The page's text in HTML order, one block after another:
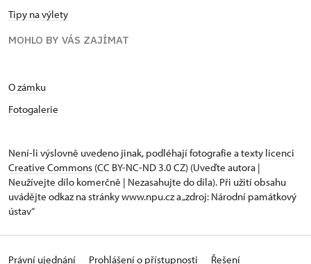
Tipy na výlety
MOHLO BY VÁS ZAJÍMAT
O zámku
Fotogalerie
Není-li výslovně uvedeno jinak, podléhají fotografie a texty licenci
Creative Commons (CC BY-NC-ND 3.0 CZ) (Uveďte autora |
Neužívejte dílo komerčně | Nezasahujte do díla). Při užití obsahu
uvádějte odkaz na stránky www.npu.cz a „zdroj: Národní památkový
ústav“
Právní ujednání Prohlášení o přístupnosti Řešení